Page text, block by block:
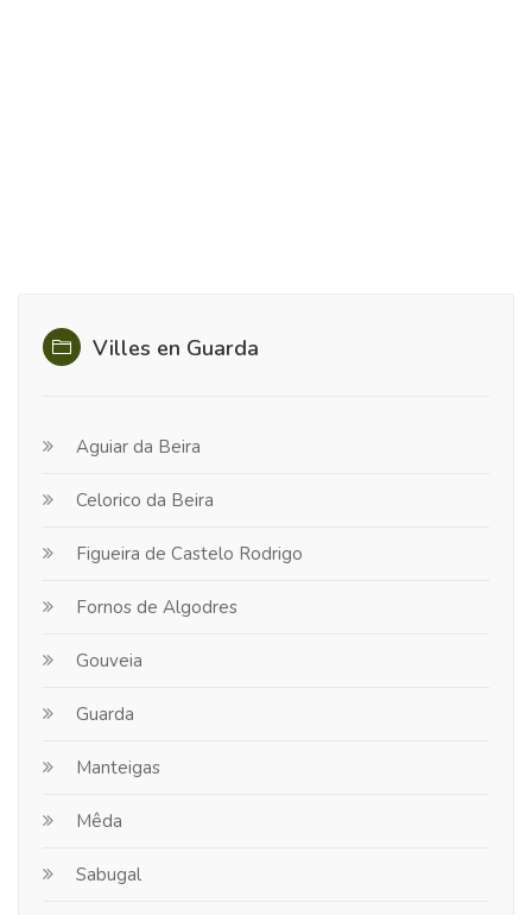
Villes en Guarda
Aguiar da Beira
Celorico da Beira
Figueira de Castelo Rodrigo
Fornos de Algodres
Gouveia
Guarda
Manteigas
Mêda
Sabugal